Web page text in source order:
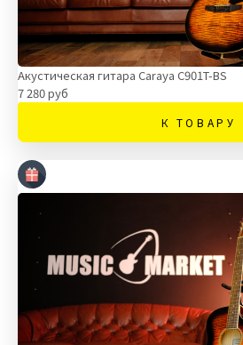
Акустическая гитара Caraya C901T-BS
7 280 руб
К ТОВАРУ